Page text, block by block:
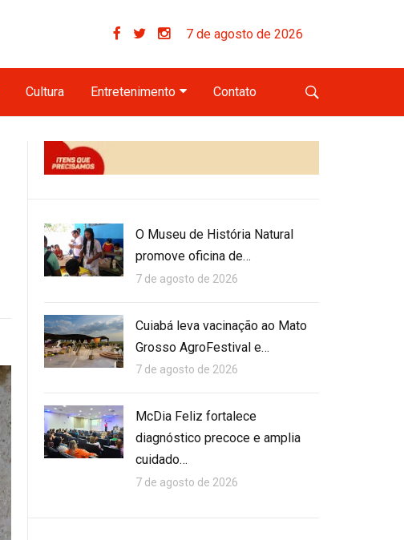
7 de agosto de 2026
Cultura Entretenimento Contato
O Museu de História Natural
promove oficina de…
7 de agosto de 2026
Cuiabá leva vacinação ao Mato
Grosso AgroFestival e…
7 de agosto de 2026
McDia Feliz fortalece
diagnóstico precoce e amplia
cuidado…
7 de agosto de 2026